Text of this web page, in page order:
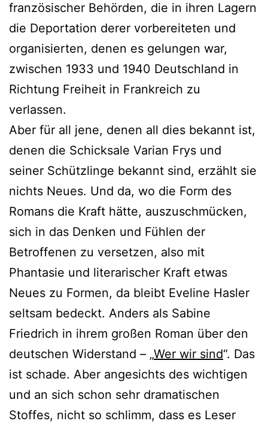
französischer Behörden, die in ihren Lagern
die Deportation derer vorbereiteten und
organisierten, denen es gelungen war,
zwischen 1933 und 1940 Deutschland in
Richtung Freiheit in Frankreich zu
verlassen.
Aber für all jene, denen all dies bekannt ist,
denen die Schicksale Varian Frys und
seiner Schützlinge bekannt sind, erzählt sie
nichts Neues. Und da, wo die Form des
Romans die Kraft hätte, auszuschmücken,
sich in das Denken und Fühlen der
Betroffenen zu versetzen, also mit
Phantasie und literarischer Kraft etwas
Neues zu Formen, da bleibt Eveline Hasler
seltsam bedeckt. Anders als Sabine
Friedrich in ihrem großen Roman über den
deutschen Widerstand – „Wer wir sind“. Das
ist schade. Aber angesichts des wichtigen
und an sich schon sehr dramatischen
Stoffes, nicht so schlimm, dass es Leser